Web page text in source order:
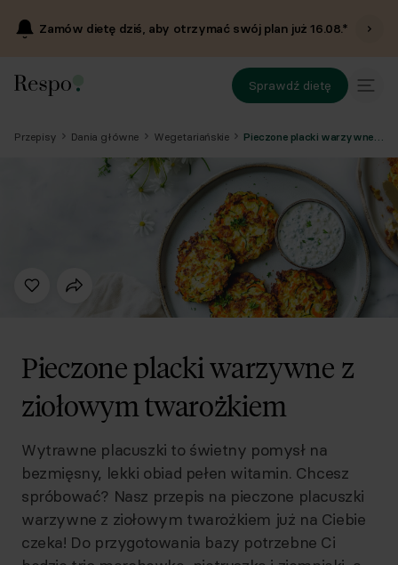
Zamów dietę dziś, aby otrzymać swój plan już16.08.*
Sprawdź dietę
Przepisy Dania główne Wegetariańskie
Pieczone placki warzywne z
ziołowym twarożkiem
Wytrawne placuszki to świetny pomysł na
bezmięsny, lekki obiad pełen witamin. Chcesz
spróbować? Nasz przepis na pieczone placuszki
warzywne z ziołowym twarożkiem już na Ciebie
czeka! Do przygotowania bazy potrzebne Ci